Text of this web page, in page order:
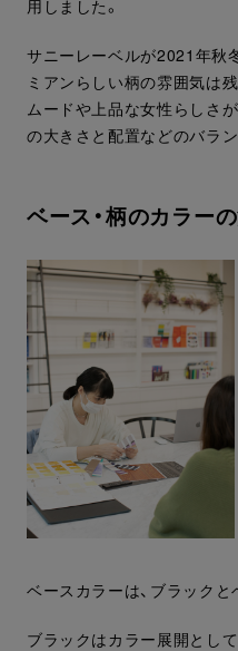
用しました。
サニーレーベルが2021年秋
ミアンらしい柄の雰囲気は
ムードや上品な女性らしさ
の大きさと配置などのバラ
ベース・柄のカラー
ベースカラーは、ブラックと
ブラックはカラー展開とし